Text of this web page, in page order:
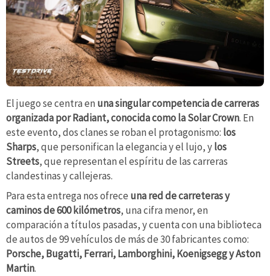
El juego se centra en una singular competencia de carreras
organizada por Radiant, conocida como la Solar Crown. En
este evento, dos clanes se roban el protagonismo: los
Sharps, que personifican la elegancia y el lujo, ylos
Streets, que representan el espíritu de las carreras
clandestinas y callejeras.
Para esta entrega nos ofrece una red de carreteras y
caminos de 600 kilómetros, una cifra menor, en
comparación a títulos pasadas, y cuenta con una biblioteca
de autos de 99 vehículos de más de 30 fabricantes como:
Porsche, Bugatti, Ferrari, Lamborghini, Koenigsegg y Aston
Martin.